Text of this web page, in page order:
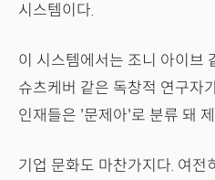
시스템이다.
이 시스템에서는 조니 아이브
슈츠케버 같은 독창적 연구자
인재들은 '문제아'로 분류 돼
기업 문화도 마찬가지다. 여전